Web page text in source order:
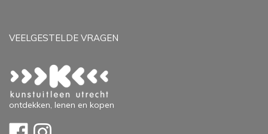
VEELGESTELDE VRAGEN
ontdekken, lenen en kopen